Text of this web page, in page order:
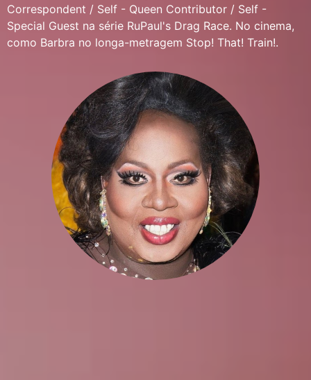
Correspondent / Self - Queen Contributor / Self -
Special Guest na série RuPaul's Drag Race. No cinema,
como Barbra no longa-metragem Stop! That! Train!.